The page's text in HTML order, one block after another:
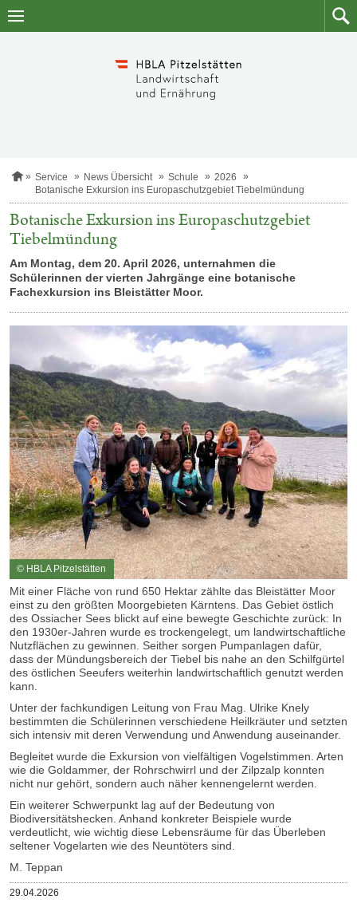
Zum
Zum
S
a
r
t
s
i
t
e
Service News Übersicht Schule
2026
Botanische Exkursion ins Europaschutzgebiet Tiebelmündung
Botanische Exkursion ins Europaschutzgebiet
Tiebelmündung
Am Montag, dem 20. April 2026, unternahmen die
Schülerinnen der vierten Jahrgänge eine botanische
Fachexkursion ins Bleistätter Moor.
© HBLA Pitzelstätten
Mit einer Fläche von rund 650 Hektar zählte das Bleistätter Moor
einst zu den größten Moorgebieten Kärntens. Das Gebiet östlich
des Ossiacher Sees blickt auf eine bewegte Geschichte zurück: In
den 1930er-Jahren wurde es trockengelegt, um landwirtschaftliche
Nutzflächen zu gewinnen. Seither sorgen Pumpanlagen dafür,
dass der Mündungsbereich der Tiebel bis nahe an den Schilfgürtel
des östlichen Seeufers weiterhin landwirtschaftlich genutzt werden
kann.
Unter der fachkundigen Leitung von Frau Mag. Ulrike Knely
bestimmten die Schülerinnen verschiedene Heilkräuter und setzten
sich intensiv mit deren Verwendung und Anwendung auseinander.
Begleitet wurde die Exkursion von vielfältigen Vogelstimmen. Arten
wie die Goldammer, der Rohrschwirrl und der Zilpzalp konnten
nicht nur gehört, sondern auch näher kennengelernt werden.
Ein weiterer Schwerpunkt lag auf der Bedeutung von
Biodiversitätshecken. Anhand konkreter Beispiele wurde
verdeutlicht, wie wichtig diese Lebensräume für das Überleben
seltener Vogelarten wie des Neuntöters sind.
M. Teppan
Veröffentlicht
29.04.2026